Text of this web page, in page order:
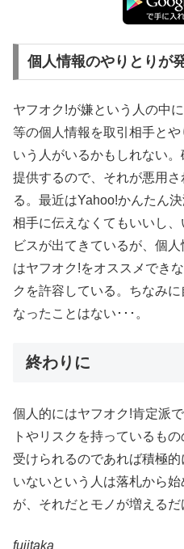
個人情報のやりとりが
ヤフオク!が嫌という人の中
等の個人情報を取引相手と
いう人がいるかもしれない
提供するので、それが悪用
る。最近はYahoo!かんたん
相手に伝えなくてもいいし
ビスが出てきているが、個
はヤフオク!をオススメでき
クを許容している。ちなみ
なったことはない･･･。
終わりに
個人的にはヤフオク!肯定派
トやリスクを持っているも
受けられるのであれば積極
いないという人は落札から
が、それだとモノが増えるだ
fujitaka